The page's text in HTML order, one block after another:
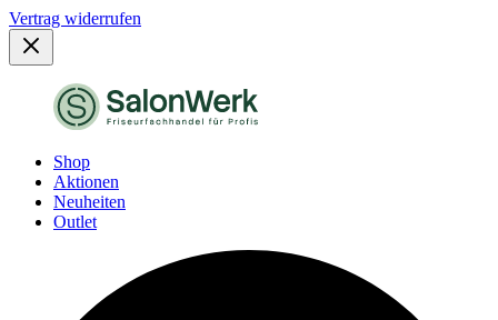
Vertrag widerrufen
Shop
Aktionen
Neuheiten
Outlet